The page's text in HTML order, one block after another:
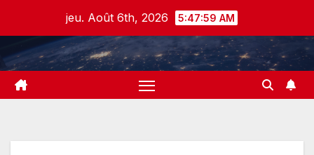
content
jeu. Août 6th, 2026 5:47:59 AM